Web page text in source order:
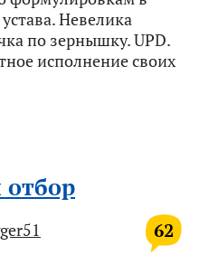
Невелика
по зернышку. UPD.
исполнение своих
отбор
62